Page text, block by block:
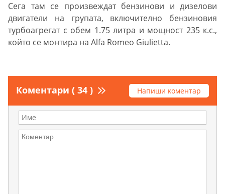
Сега там се произвеждат бензинови и дизелови
двигатели на групата, включително бензиновия
турбоагрегат с обем 1.75 литра и мощност 235 к.с.,
който се монтира на Alfa Romeo Giulietta.
Коментари ( 34 ) Напиши коментар